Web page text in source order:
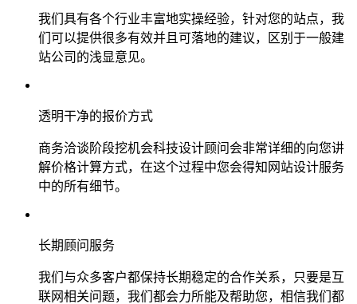
我们具有各个行业丰富地实操经验，针对您的站点，我
们可以提供很多有效并且可落地的建议，区别于一般建
站公司的浅显意见。
透明干净的报价方式
商务洽谈阶段挖机会科技设计顾问会非常详细的向您讲
解价格计算方式，在这个过程中您会得知网站设计服务
中的所有细节。
长期顾问服务
我们与众多客户都保持长期稳定的合作关系，只要是互
联网相关问题，我们都会力所能及帮助您，相信我们都